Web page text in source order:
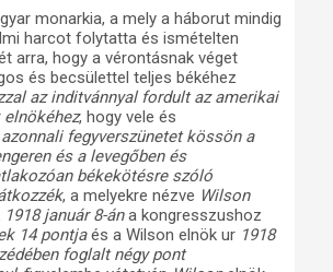
monarkia, a mely a háborut mindig
harcot folytatta és ismételten
arra, hogy a vérontásnak véget
és becsülettel teljes békéhez
az inditvánnyal fordult az amerikai
, hogy vele és
azonnali fegyverszünetet kössön a
és a levegőben és
békekötésre szóló
, a melyekre nézve Wilson
1918 január 8-ána kongresszushoz
14 pontjaés a Wilson elnök ur 1918
foglalt négy pont